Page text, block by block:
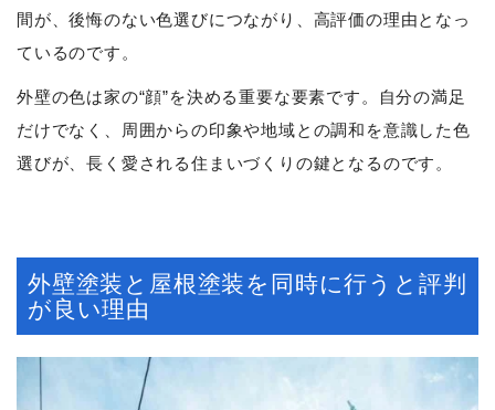
間が、後悔のない色選びにつながり、高評価の理由となっ
ているのです。
外壁の色は家の“顔”を決める重要な要素です。自分の満足
だけでなく、周囲からの印象や地域との調和を意識した色
選びが、長く愛される住まいづくりの鍵となるのです。
外壁塗装と屋根塗装を同時に行うと評判
が良い理由